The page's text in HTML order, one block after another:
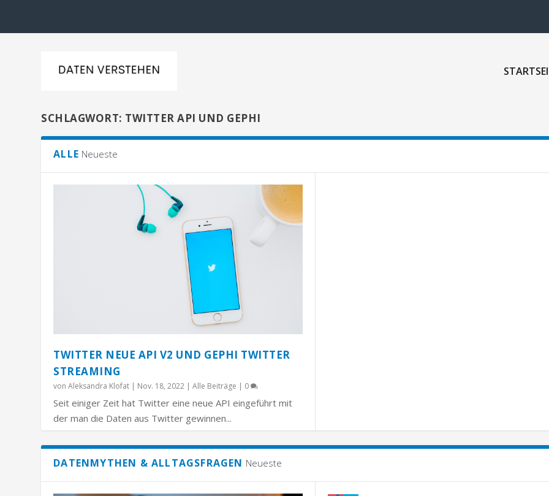
SCHLAGWORT: TWITTER API UND GEPHI
ALLE Neueste
TWITTER NEUE API V2 UND GEPHI TWITTER
STREAMING
vonAleksandra Klofat | Nov. 18, 2022 |Alle Beiträge | 0
Seit einiger Zeit hat Twitter eine neue API eingeführt mit
der man die Daten aus Twitter gewinnen...
DATENMYTHEN & ALLTAGSFRAGEN Neueste